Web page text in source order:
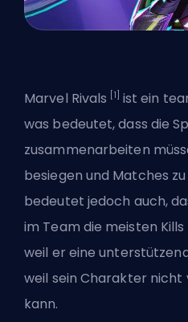
Marvel Rivals [1] ist ein
was bedeutet, dass die
zusammenarbeiten
besiegen und Matches
bedeutet jedoch auch,
im Team die meisten
weil er eine
weil sein Charakter
kann.